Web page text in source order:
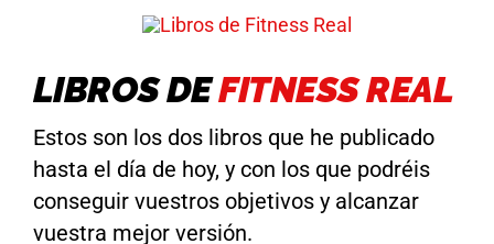
LIBROS DEFITNESS REAL
Estos son los dos libros que he publicado
hasta el día de hoy, y con los que podréis
conseguir vuestros objetivos y alcanzar
vuestra mejor versión.